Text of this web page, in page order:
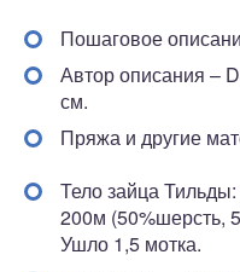
Пошаговое
Автор описания –
см.
Пряжа и другие
Тело зайца
200м (50%шерсть,
Ушло 1,5 мотка.